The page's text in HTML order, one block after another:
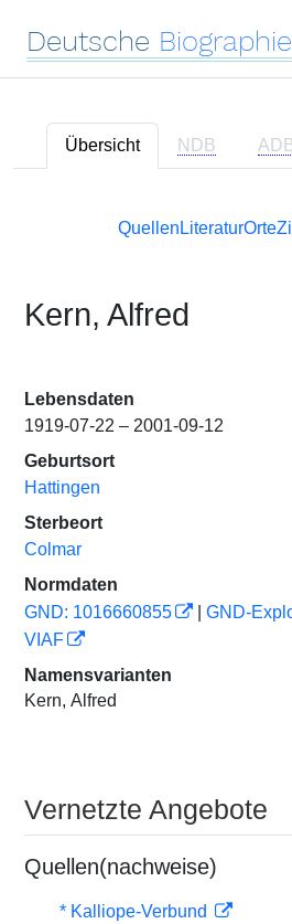
Deutsche Biographie
Übersicht NDB
Quellen LiteraturOrte
Kern, Alfred
Lebensdaten
1919-07-22 – 2001-09-12
Geburtsort
Hattingen
Sterbeort
Colmar
Normdaten
GND: 1016660855
GND-
VIAF
Namensvarianten
Kern, Alfred
Vernetzte Angebote
Quellen(nachweise)
* Kalliope-Verbund